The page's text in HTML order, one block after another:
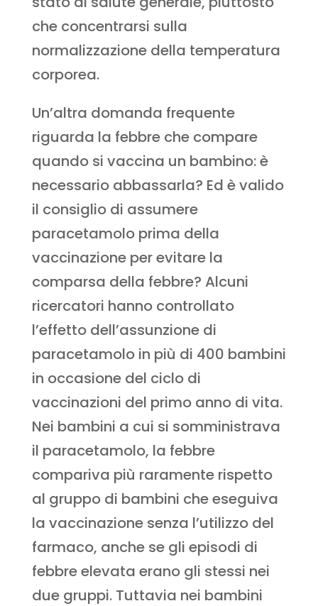
che concentrarsi sulla
normalizzazione della temperatura
corporea.
Un’altra domanda frequente
riguarda la febbre che compare
quando si vaccina un bambino: è
necessario abbassarla? Ed è valido
il consiglio di assumere
paracetamolo prima della
vaccinazione per evitare la
comparsa della febbre? Alcuni
ricercatori hanno controllato
l’effetto dell’assunzione di
paracetamolo in più di 400 bambini
in occasione del ciclo di
vaccinazioni del primo anno di vita.
Nei bambini a cui si somministrava
il paracetamolo, la febbre
compariva più raramente rispetto
al gruppo di bambini che eseguiva
la vaccinazione senza l’utilizzo del
farmaco, anche se gli episodi di
febbre elevata erano gli stessi nei
due gruppi. Tuttavia nei bambini